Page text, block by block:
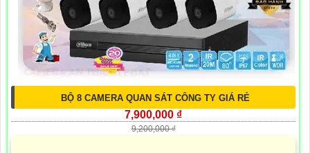
BỘ 8 CAMERA QUAN SÁT CÔNG TY GIÁ RẺ
7,900,000 ₫
9,200,000 ₫